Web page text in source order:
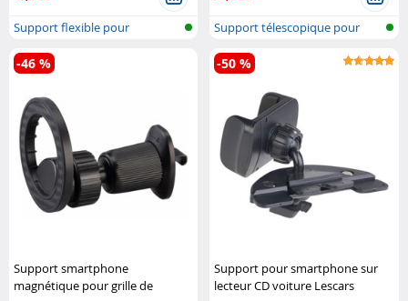
Support flexible pour
téléphone por..
Support télescopique pour
Smartphon..
Support smartphone
magnétique pour grille de
-46 %
Support pour smartphone sur
lecteur CD voiture Lescars
-50 %